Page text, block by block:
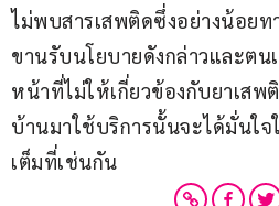
ไม่พบสารเสพติดซึ่งอย่างน้อย
ขานรับนโยบายดังกล่าวและตน
หน้าที่ไม่ให้เกี่ยวข้องกับยาเสพ
บ้านมาใช้บริการนั้นจะได้มั่นใจ
เต็มที่เช่นกัน